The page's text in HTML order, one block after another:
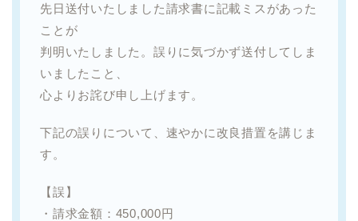
先日送付いたしました請求書に記載ミスがあった
ことが
判明いたしました。誤りに気づかず送付してしま
いましたこと、
心よりお詫び申し上げます。
下記の誤りについて、速やかに改良措置を講じま
す。
【誤】
・請求金額：450,000円